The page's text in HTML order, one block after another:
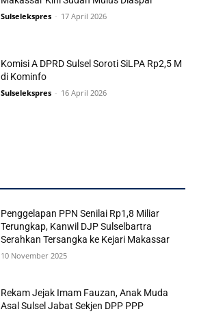
Sulselekspres - 17 April 2026
Komisi A DPRD Sulsel Soroti SiLPA Rp2,5 M
di Kominfo
Sulselekspres - 16 April 2026
Penggelapan PPN Senilai Rp1,8 Miliar
Terungkap, Kanwil DJP Sulselbartra
Serahkan Tersangka ke Kejari Makassar
10 November 2025
Rekam Jejak Imam Fauzan, Anak Muda
Asal Sulsel Jabat Sekjen DPP PPP